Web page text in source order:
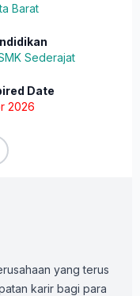
Barat
Sederajat
Date
2026
yang terus
karir bagi para